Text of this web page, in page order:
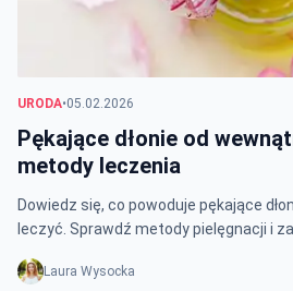
URODA•05.02.2026
Pękające dłonie od
metody leczenia
Dowiedz się, co powoduje pękające
leczyć. Sprawdź metody pielęgnacji i
Laura Wysocka